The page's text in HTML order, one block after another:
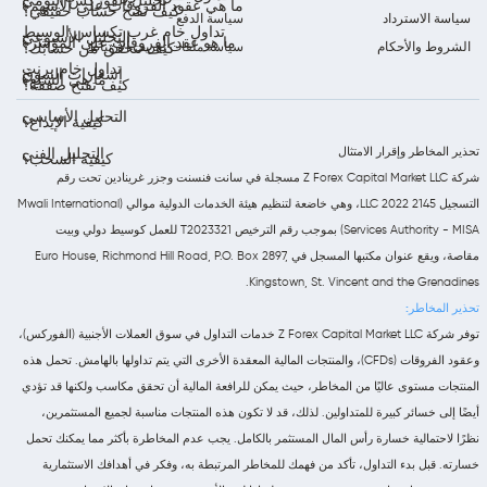
سياسة الدفع
سياسة الاسترداد
سياسة ملفات تعريف الارتباط
الشروط والأحكام
تداول خام غرب تكساس الوسيط
تداول خام برنت
التحليل الأسبوعي
إشعارات السوق
ما هي عقود الفروقات على الأسهم؟
ما هو عقد الفروقات على المؤشر؟
ما هي السلع؟
التحليل الأساسي
التحليل الفني
كيف تفتح حساب حقيقي؟
كيف تتحقق من حسابك؟
كيف تفتح صفقة؟
كيفية الإيداع؟
كيفية السحب؟
تحذير المخاطر وإقرار الامتثال
شركة Z Forex Capital Market LLC مسجلة في سانت فنسنت وجزر غرينادين تحت رقم
التسجيل 2145 LLC 2022، وهي خاضعة لتنظيم هيئة الخدمات الدولية موالي (Mwali International
Services Authority - MISA) بموجب رقم الترخيص T2023321 للعمل كوسيط دولي وبيت
مقاصة، ويقع عنوان مكتبها المسجل في Euro House, Richmond Hill Road, P.O. Box 2897,
Kingstown, St. Vincent and the Grenadines.
تحذير المخاطر:
توفر شركة Z Forex Capital Market LLC خدمات التداول في سوق العملات الأجنبية (الفوركس)،
وعقود الفروقات (CFDs)، والمنتجات المالية المعقدة الأخرى التي يتم تداولها بالهامش. تحمل هذه
المنتجات مستوى عاليًا من المخاطر، حيث يمكن للرافعة المالية أن تحقق مكاسب ولكنها قد تؤدي
أيضًا إلى خسائر كبيرة للمتداولين. لذلك، قد لا تكون هذه المنتجات مناسبة لجميع المستثمرين،
نظرًا لاحتمالية خسارة رأس المال المستثمر بالكامل. يجب عدم المخاطرة بأكثر مما يمكنك تحمل
خسارته. قبل بدء التداول، تأكد من فهمك للمخاطر المرتبطة به، وفكر في أهدافك الاستثمارية